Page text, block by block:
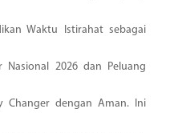
Waktu Istirahat sebagai
2026 dan Peluang
Changer dengan Aman. Ini